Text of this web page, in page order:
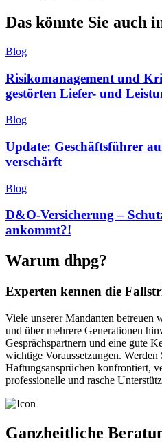
Das könnte Sie auch
Blog
Risikomanagement und
gestörten Liefer- und
Blog
Update: Geschäftsführer
verschärft
Blog
D&O-Versicherung –
ankommt?!
Warum dhpg?
Experten kennen die
Viele unserer Mandanten betreuen
und über mehrere Generationen
Gesprächspartnern und eine gute
wichtige Voraussetzungen.
Haftungsansprüchen konfrontiert,
professionelle und rasche
Ganzheitliche